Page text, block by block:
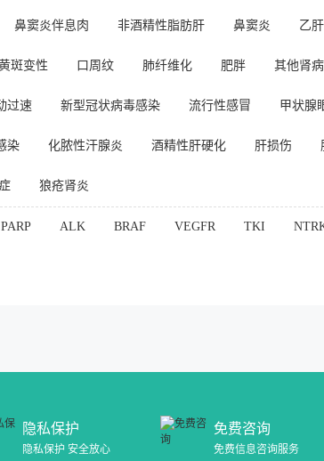
鼻窦炎伴息肉 非酒精性脂肪肝 鼻窦炎 乙肝
斑变性 口周纹 肺纤维化 肥胖 其他肾病
过速 新型冠状病毒感染 流行性感冒 甲状腺
染 化脓性汗腺炎 酒精性肝硬化 肝损伤
狼疮肾炎
PARP ALK BRAF VEGFR TKI
隐私保护
隐私保护 安全放心
免费咨询
免费信息咨询服务